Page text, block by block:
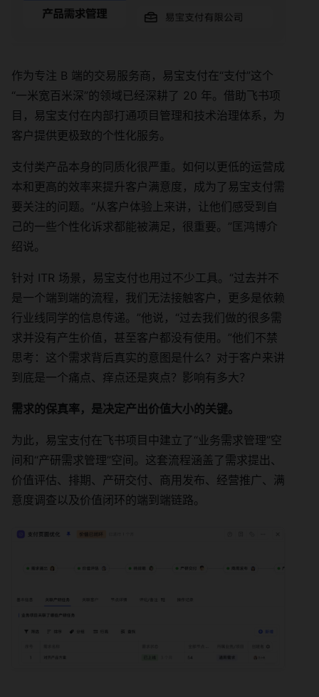
作为专注 B 端的交易服务商，易宝支付在“支付”这个
“一米宽百米深”的领域已经深耕了 20 年。借助飞书项
目，易宝支付在内部打通项目管理和技术治理体系，为
客户提供更极致的个性化服务。
支付类产品本身的同质化很严重。如何以更低的运营成
本和更高的效率来提升客户满意度，成为了易宝支付需
要关注的问题。“从客户体验上来讲，让他们感受到自
己的一些个性化诉求都能被满足，很重要。”匡鸿博介
绍说。
针对 ITR 场景，易宝支付也用过不少工具。“过去并不
是一个端到端的流程，我们无法接触客户，更多是依赖
行业线同学的信息传递。”他说，“过去我们做的很多需
求并没有产生价值，甚至客户都没有使用。”他们不禁
思考：这个需求背后真实的意图是什么？对于客户来讲
到底是一个痛点、痒点还是爽点？影响有多大？
需求的保真率，是决定产出价值大小的关键。
为此，易宝支付在飞书项目中建立了“业务需求管理”空
间和“产研需求管理”空间。这套流程涵盖了需求提出、
价值评估、排期、产研交付、商用发布、经营推广、满
意度调查以及价值闭环的端到端链路。